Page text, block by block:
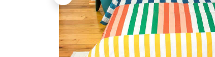
Petit meubles